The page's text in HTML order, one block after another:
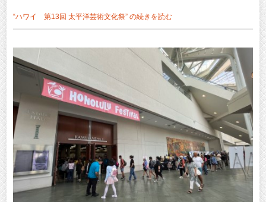
“ハワイ 第13回 太平洋芸術文化祭” の続きを読む